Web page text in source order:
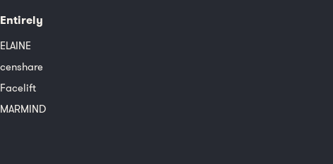
Entirely
ELAINE
censhare
Facelift
MARMIND